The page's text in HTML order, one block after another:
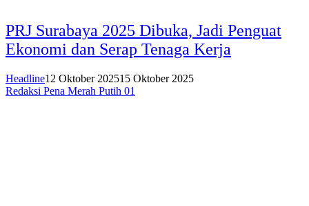
PRJ Surabaya 2025 Dibuka, Jadi Penguat
Ekonomi dan Serap Tenaga Kerja
Headline12 Oktober 202515 Oktober 2025
Redaksi Pena Merah Putih 01